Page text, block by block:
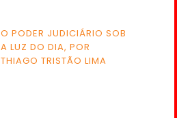
O PODER JUDICIÁRIO SOB
A LUZ DO DIA, POR
THIAGO TRISTÃO LIMA